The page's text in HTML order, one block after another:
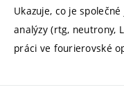
Ukazuje, co je
analýzy (rtg, neutrony,
práci ve fourierovské